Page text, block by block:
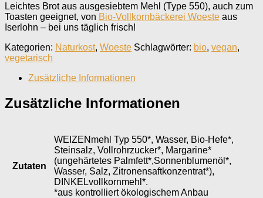
Leichtes Brot aus ausgesiebtem Mehl (Type 550), auch zum
Toasten geeignet, von Bio-Vollkornbäckerei Woeste aus
Iserlohn – bei uns täglich frisch!
Kategorien: Naturkost, Woeste Schlagwörter: bio, vegan,
vegetarisch
Zusätzliche Informationen
Zusätzliche Informationen
Zutaten
WEIZENmehl Typ 550*, Wasser, Bio-Hefe*,
Steinsalz, Vollrohrzucker*, Margarine*
(ungehärtetes Palmfett*,Sonnenblumenöl*,
Wasser, Salz, Zitronensaftkonzentrat*),
DINKELvollkornmehl*.
*aus kontrolliert ökologischem Anbau